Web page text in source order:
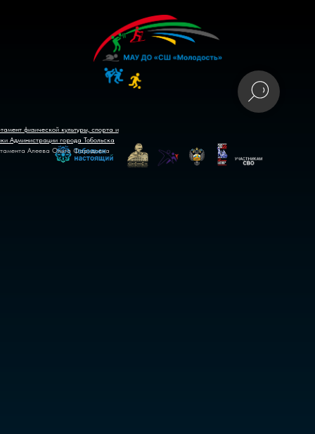
физической культуры, спорта и
Администрации города Тобольска
Алеева Ольга Фаридовна